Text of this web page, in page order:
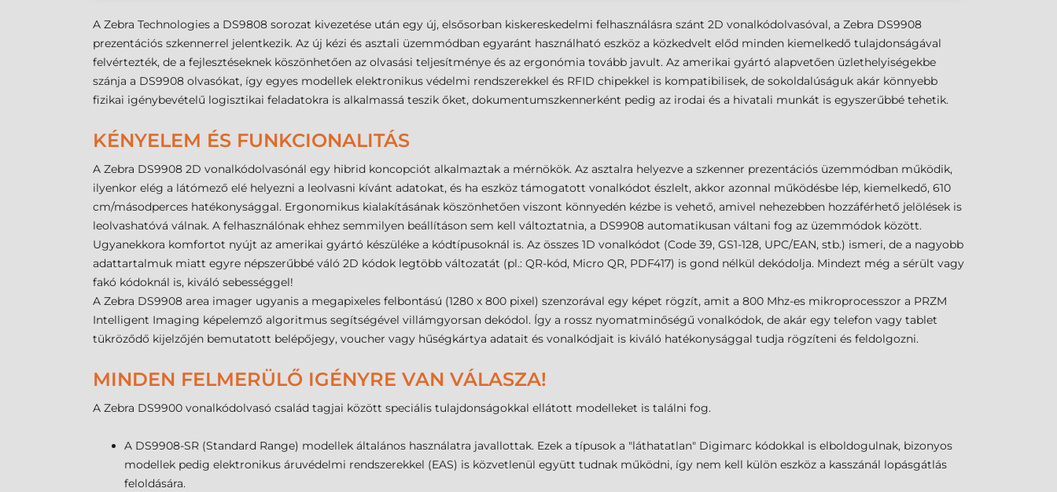
A Zebra Technologies a DS9808 sorozat kivezetése után egy új, elsősorban kiskereskedelmi felhasználásra szánt 2D vonalkódolvasóval, a Zebra DS9908
prezentációs szkennerrel jelentkezik. Az új kézi és asztali üzemmódban egyaránt használható eszköz a közkedvelt előd minden kiemelkedő tulajdonságával
felvértezték, de a fejlesztéseknek köszönhetően az olvasási teljesítménye és az ergonómia tovább javult. Az amerikai gyártó alapvetően üzlethelyiségekbe
szánja a DS9908 olvasókat, így egyes modellek elektronikus védelmi rendszerekkel és RFID chipekkel is kompatibilisek, de sokoldalúságuk akár könnyebb
fizikai igénybevételű logisztikai feladatokra is alkalmassá teszik őket, dokumentumszkennerként pedig az irodai és a hivatali munkát is egyszerűbbé tehetik.
KÉNYELEM ÉS FUNKCIONALITÁS
A Zebra DS9908 2D vonalkódolvasónál egy hibrid koncopciót alkalmaztak a mérnökök. Az asztalra helyezve a szkenner prezentációs üzemmódban működik,
ilyenkor elég a látómező elé helyezni a leolvasni kívánt adatokat, és ha eszköz támogatott vonalkódot észlelt, akkor azonnal működésbe lép, kiemelkedő, 610
cm/másodperces hatékonysággal. Ergonomikus kialakításának köszönhetően viszont könnyedén kézbe is vehető, amivel nehezebben hozzáférhető jelölések is
leolvashatóvá válnak. A felhasználónak ehhez semmilyen beállításon sem kell változtatnia, a DS9908 automatikusan váltani fog az üzemmódok között.
Ugyanekkora komfortot nyújt az amerikai gyártó készüléke a kódtípusoknál is. Az összes 1D vonalkódot (Code 39, GS1-128, UPC/EAN, stb.) ismeri, de a nagyobb
adattartalmuk miatt egyre népszerűbbé váló 2D kódok legtöbb változatát (pl.: QR-kód, Micro QR, PDF417) is gond nélkül dekódolja. Mindezt még a sérült vagy
fakó kódoknál is, kiváló sebességgel!
A Zebra DS9908 area imager ugyanis a megapixeles felbontású (1280 x 800 pixel) szenzorával egy képet rögzít, amit a 800 Mhz-es mikroprocesszor a PRZM
Intelligent Imaging képelemző algoritmus segítségével villámgyorsan dekódol. Így a rossz nyomatminőségű vonalkódok, de akár egy telefon vagy tablet
tükröződő kijelzőjén bemutatott belépőjegy, voucher vagy hűségkártya adatait és vonalkódjait is kiváló hatékonysággal tudja rögzíteni és feldolgozni.
MINDEN FELMERÜLŐ IGÉNYRE VAN VÁLASZA!
A Zebra DS9900 vonalkódolvasó család tagjai között speciális tulajdonságokkal ellátott modelleket is találni fog.
A DS9908-SR (Standard Range) modellek általános használatra javallottak. Ezek a típusok a "láthatatlan" Digimarc kódokkal is elboldogulnak, bizonyos
modellek pedig elektronikus áruvédelmi rendszerekkel (EAS) is közvetlenül együtt tudnak működni, így nem kell külön eszköz a kasszánál lopásgátlás
feloldására.